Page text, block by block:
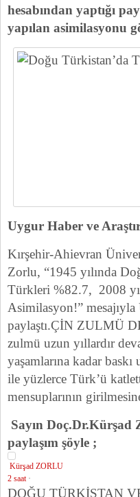
hesabından yaptığı
yapılan asimilasyonu
Uygur Haber ve
Kırşehir-Ahievran
Zorlu, “1945 yılında
Türkleri %82.7, 2008
Asimilasyon!”
paylaştı.ÇİN ZULMÜ
zulmü uzun yıllardır
yaşamlarına kadar
ile yüzlerce Türk’ü
mensuplarının
Sayın Doç.Dr.Kürşad
paylaşım şöyle ;
Kürşad ZORLU
2 saat·
DOĞU TÜRKİSTAN